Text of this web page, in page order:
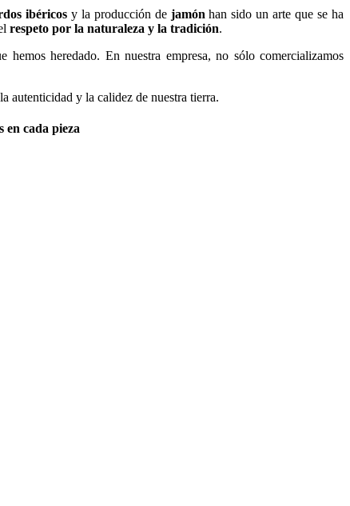
ibéricosy la producción de jamón han sido un arte que se ha
respeto por la naturaleza y la tradición.
heredado. En nuestra empresa, no sólo comercializamos
autenticidad y la calidez de nuestra tierra.
cada pieza